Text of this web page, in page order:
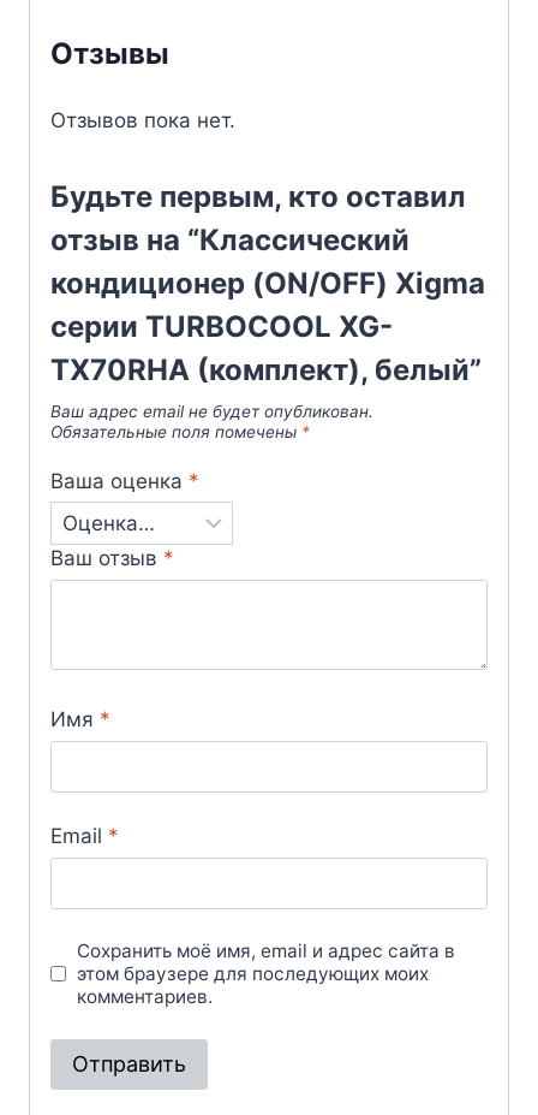
Отзывы
Отзывов пока нет.
Будьте первым, кто оставил
отзыв на “Классический
кондиционер (ON/OFF) Xigma
серии TURBOCOOL XG-
TX70RHA (комплект), белый”
Ваш адрес email не будет опубликован.
Обязательные поля помечены *
Ваша оценка *
Ваш отзыв *
Имя *
Email *
Сохранить моё имя, email и адрес сайта в
этом браузере для последующих моих
комментариев.